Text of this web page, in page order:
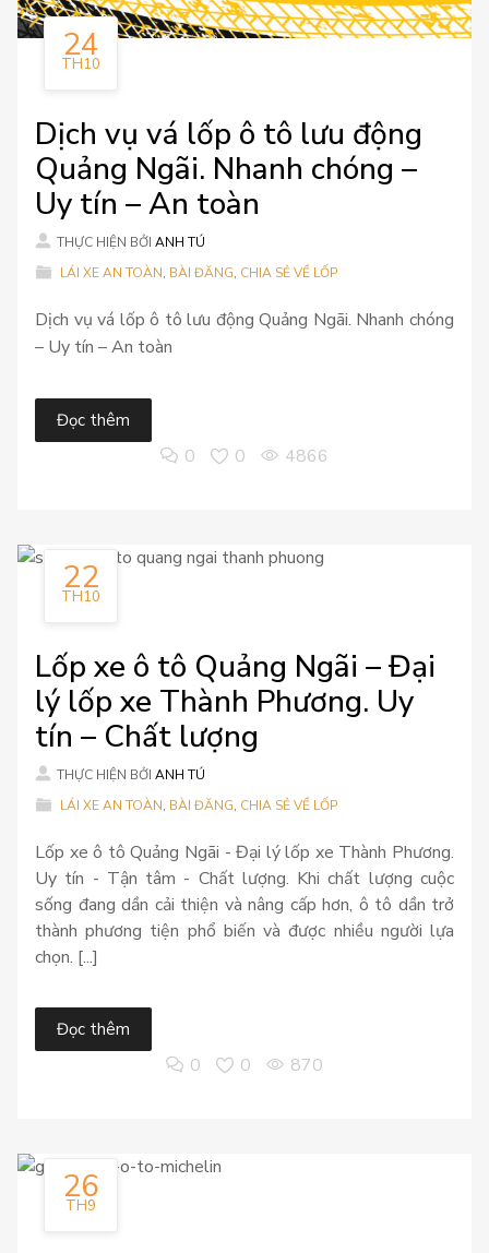
24
TH10
Dịch vụ vá lốp ô tô lưu động
Quảng Ngãi. Nhanh chóng –
Uy tín – An toàn
THỰC HIỆN BỞI ANH TÚ
LÁI XE AN TOÀN, BÀI ĐĂNG, CHIA SẺ VỀ LỐP
Dịch vụ vá lốp ô tô lưu động Quảng Ngãi. Nhanh chóng
– Uy tín – An toàn
Đọc thêm
0 0 4866
22
TH10
Lốp xe ô tô Quảng Ngãi – Đại
lý lốp xe Thành Phương. Uy
tín – Chất lượng
THỰC HIỆN BỞI ANH TÚ
LÁI XE AN TOÀN, BÀI ĐĂNG, CHIA SẺ VỀ LỐP
Lốp xe ô tô Quảng Ngãi - Đại lý lốp xe Thành Phương.
Uy tín - Tận tâm - Chất lượng. Khi chất lượng cuộc
sống đang dần cải thiện và nâng cấp hơn, ô tô dần trở
thành phương tiện phổ biến và được nhiều người lựa
chọn. [...]
Đọc thêm
0 0 870
26
TH9